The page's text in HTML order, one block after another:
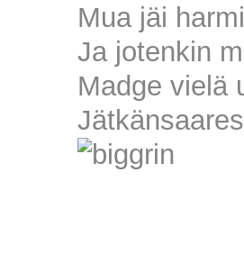
Mua jäi
Ja jotenkin
Madge vielä